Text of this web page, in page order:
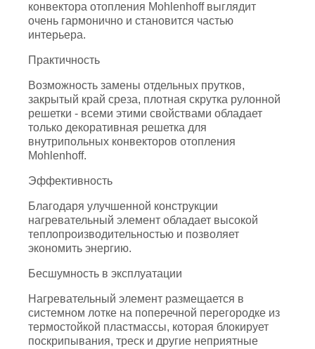
конвектора отопления Mohlenhoff выглядит
очень гармонично и становится частью
интерьера.
Практичность
Возможность замены отдельных прутков,
закрытый край среза, плотная скрутка рулонной
решетки - всеми этими свойствами обладает
только декоративная решетка для
внутрипольных конвекторов отопления
Mohlenhoff.
Эффективность
Благодаря улучшенной конструкции
нагревательный элемент обладает высокой
теплопроизводительностью и позволяет
экономить энергию.
Бесшумность в эксплуатации
Нагревательный элемент размещается в
системном лотке на поперечной перегородке из
термостойкой пластмассы, которая блокирует
поскрипывания, треск и другие неприятные